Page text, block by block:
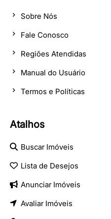
Sobre Nós
Fale Conosco
Regiões Atendidas
Manual do Usuário
Termos e Políticas
Atalhos
Buscar Imóveis
Lista de Desejos
Anunciar Imóveis
Avaliar Imóveis